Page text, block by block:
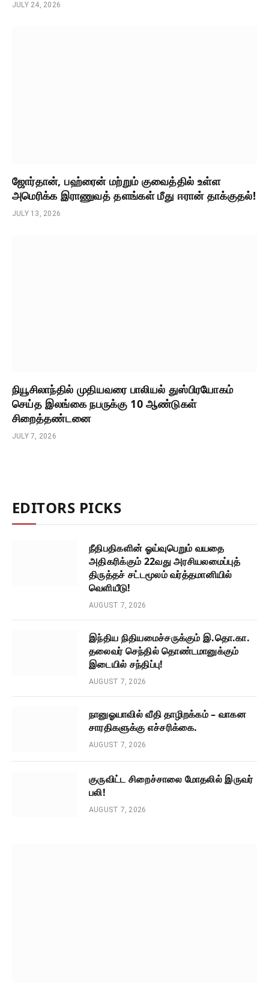
JULY 24, 2026
ஜோர்தான், பஹ்ரைன் மற்றும் குவைத்தில் உள்ள
அமெரிக்க இராணுவத் தளங்கள் மீது ஈரான் தாக்குதல்!
JULY 13, 2026
நியூசிலாந்தில் முதியவரை பாலியல் துஸ்பிரயோகம்
செய்த இலங்கை நபருக்கு 10 ஆண்டுகள்
சிறைத்தண்டனை
JULY 7, 2026
EDITORS PICKS
நீதிபதிகளின் ஓய்வுபெறும் வயதை
அதிகரிக்கும் 22வது அரசியலமைப்புத்
திருத்தச் சட்டமூலம் வர்த்தமானியில்
வெளியீடு!
AUGUST 7, 2026
இந்திய நிதியமைச்சருக்கும் இ.தொ.கா.
தலைவர் செந்தில் தொண்டமானுக்கும்
இடையில் சந்திப்பு!
AUGUST 7, 2026
நானுஓயாவில் வீதி தாழிறக்கம் – வாகன
சாரதிகளுக்கு எச்சரிக்கை.
AUGUST 7, 2026
குருவிட்ட சிறைச்சாலை மோதலில் இருவர்
பலி!
AUGUST 7, 2026